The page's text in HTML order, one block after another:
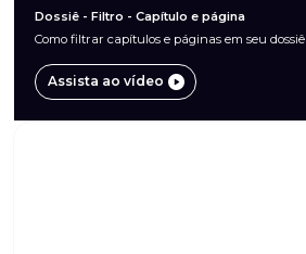
Dossiê - Filtro - Capítulo e página
Como filtrar capítulos e páginas em seu dossiê
Assista ao vídeo